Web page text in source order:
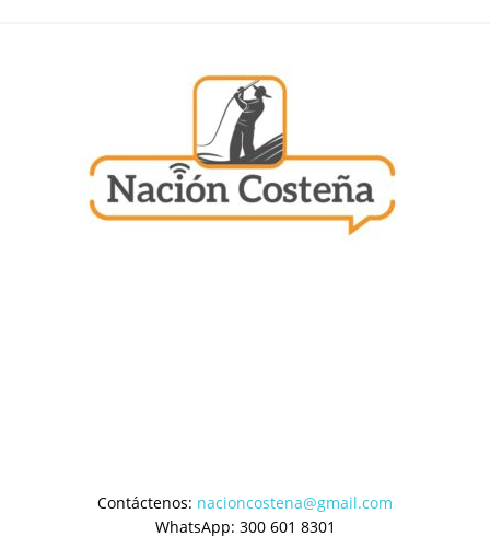
Contáctenos: nacioncostena@gmail.com
WhatsApp: 300 601 8301